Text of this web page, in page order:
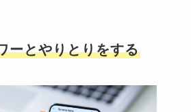
ーとやりとりをする